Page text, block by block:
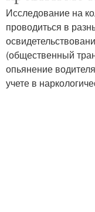
Исследование на
проводиться в
(общественный
опьянение
учете в